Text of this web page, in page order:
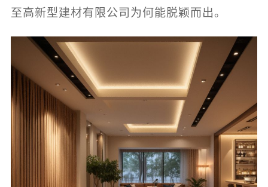
至高新型建材有限公司为何能脱颖而出。